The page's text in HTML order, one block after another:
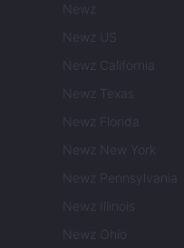
Newz
Newz US
Newz California
Newz Texas
Newz Florida
Newz New York
Newz Pennsylvania
Newz Illinois
Newz Ohio